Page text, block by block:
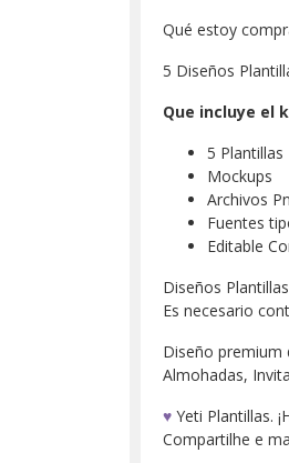
Qué estoy
5 Diseños
Que incluye el
5 Plantillas
Mockups
Archivos
Fuentes
Editable
Diseños
Es necesario
Diseño premium
Almohadas,
♥ Yeti Plantillas.
Compartilhe e